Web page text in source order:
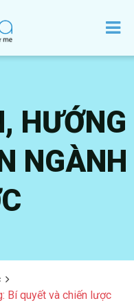
HƯỚNG
NGÀNH
Bí quyết và chiến lược